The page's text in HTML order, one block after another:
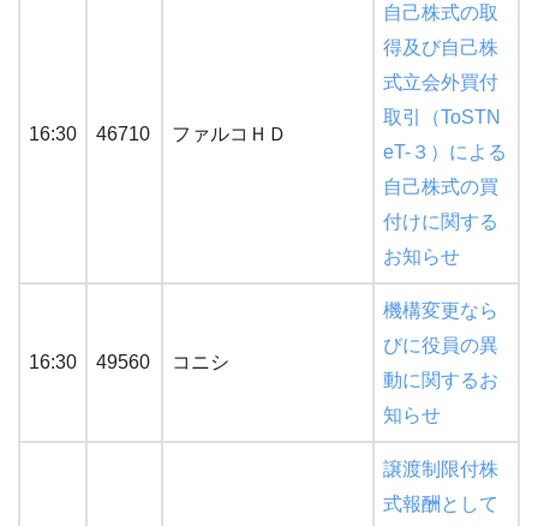
16:30 46710 ファルコＨＤ
自己株式の取
得及び自己株
式立会外買付
取引（ToSTN
eT-３）による
自己株式の買
付けに関する
お知らせ
16:30 49560 コニシ
機構変更なら
びに役員の異
動に関するお
知らせ
譲渡制限付株
式報酬として